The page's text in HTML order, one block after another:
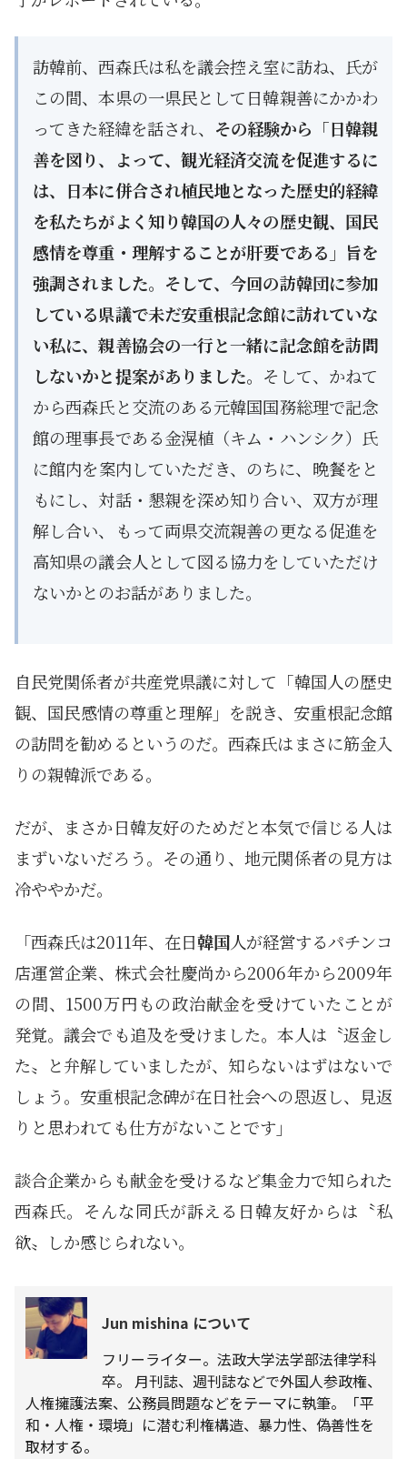
訪韓前、西森氏は私を議会控え室に訪ね、氏が
この間、本県の一県民として日韓親善にかかわ
ってきた経緯を話され、 その経験から「日韓親
善を図り、よって、観光経済交流を促進するに
は、日本に併合され植民地となった歴史的経緯
を私たちがよく知り韓国の人々の歴史観、国民
感情を尊重・理解することが肝要である」旨を
強調されました。そして、今回の訪韓団に参加
している県議で未だ安重根記念館に訪れていな
い私に、親善協会の一行と一緒に記念館を訪問
しないかと提案がありました。 そして、かねて
から西森氏と交流のある元韓国国務総理で記念
館の理事長である金滉植（キム・ハンシク）氏
に館内を案内していただき、のちに、晩餐をと
もにし、対話・懇親を深め知り合い、双方が理
解し合い、もって両県交流親善の更なる促進を
高知県の議会人として図る協力をしていただけ
ないかとのお話がありました。
自民党関係者が共産党県議に対して「韓国人の歴史
観、国民感情の尊重と理解」を説き、安重根記念館
の訪問を勧めるというのだ。西森氏はまさに筋金入
りの親韓派である。
だが、まさか日韓友好のためだと本気で信じる人は
まずいないだろう。その通り、地元関係者の見方は
冷ややかだ。
「西森氏は2011年、在日韓国人が経営するパチンコ
店運営企業、株式会社慶尚から2006年から2009年
の間、1500万円もの政治献金を受けていたことが
発覚。議会でも追及を受けました。本人は〝返金し
た〟と弁解していましたが、知らないはずはないで
しょう。安重根記念碑が在日社会への恩返し、見返
りと思われても仕方がないことです」
談合企業からも献金を受けるなど集金力で知られた
西森氏。そんな同氏が訴える日韓友好からは〝私
欲〟しか感じられない。
Jun mishina について
フリーライター。法政大学法学部法律学科
卒。 月刊誌、週刊誌などで外国人参政権、
人権擁護法案、公務員問題などをテーマに執筆。「平
和・人権・環境」に潜む利権構造、暴力性、偽善性を
取材する。